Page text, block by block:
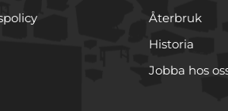
Återbruk
Historia
Jobba hos